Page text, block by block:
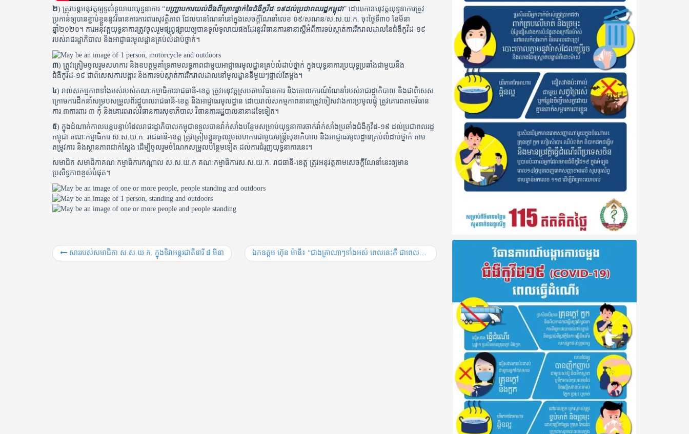
២) ត្រូវបន្តអនុវត្តឲ្យទូលំទូលាយយុទ្ធនាការ “បញ្រ្ជាបការយល់ដឹងពីគ្រោះថ្នាក់នៃជំងឺកូវីដ​-១៩ដល់ប្រជាពលរដ្ឋកម្ពុជា” ដោយការអនុវត្តយុទ្ធនាការត្រូវ
ប្រកាន់ឲ្យបានខ្ជាប់ខ្ជួននូវវិធានការការពារសុវត្ថិភាព ដែលបានណែនាំនៅក្នុងសេចក្ដីណែនាំលេខ ០៩/សណន/ស.ស.យ.ក. ចុះថ្ងៃទី៣០ ខែមីនា
ឆ្នាំ២០២០។ ការអនុវត្តយុទ្ធនាការត្រូវចូលរួមផ្សព្វផ្សាយឲ្យបានទូលំទូលាយផងដែរនូវវិធានការនានាស្ដីអំពីការទប់ស្កាត់ការរីករាលដាលនៃជំងឺកូវីដ-១៩
របស់រាជរដ្ឋាភិបាល និងអាជ្ញាធរមូលដ្ឋានគ្រប់លំដាប់ថ្នាក់​។
៣) ត្រូវត្រៀមចូលរួមសហការ និងឧបត្ថម្ភគាំទ្រតាមលទ្ធភាពជាមួយអាជ្ញាធរមូលដ្ឋានគ្រប់លំដាប់ថ្នាក់ ក្នុងយុទ្ធនាការ​ប្រយុទ្ធប្រឆាំងជាមួយនឹង
ជំងឺកូវីដ-១៩ ជាពិសេសការបង្ការ ​និងការទប់ស្កាត់ការរីករាលដាលនៅមូលដ្ឋាននីមួយៗផ្ទាល់តែម្តង។
៤) រាល់សកម្មភាពទាំងអស់របស់គណៈកម្មាធិការរាជធានី-ខេត្ត ត្រូវអនុវត្តស្របតាមវិធានការ និងគោលការណ៍ណែនាំរបស់រាជរដ្ឋាភិបាល និងជាពិសេស
ក្រោមការដឹកនាំសម្របសម្រួលពីរដ្ឋបាលរាជធានី-ខេត្ត និងអាជ្ញាធរមូលដ្ឋាន ដោយរាល់សកម្មភាពនានាត្រូវចៀសវាងការ​ប្រមូលផ្តុំ ត្រូវគោរពតាមវិធាន
ការ ៣ការពារ ៣ កុំ និងគោរពរាល់វិធានការសុខាភិបាល វិធានការរដ្ឋបាលនានាដទៃទៀត។
៥) ក្នុងដំណាក់កាលបន្តបន្ទាប់ដែលរាជរដ្ឋាភិបាលកម្ពុជាទទួលបានវ៉ាក់សាំងបន្ថែមសម្រាប់យុទ្ធនាការចាក់វ៉ាក់សាំងប្រឆាំងជំងឺកូវីដ-១៩ ដល់ប្រជាពលរដ្ឋ
កម្ពុជា គណៈកម្មាធិការ ស.ស.យ.ក. រាជធានី-ខេត្ត ត្រូវត្រៀមខ្លួនចូលរួមសហការជាមួយមន្ត្រីសុខាភិបាល និងអាជ្ញាធរមូលដ្ឋានគ្រប់លំដាប់ថ្នាក់ តាម
តម្រូវការ និងស្ថានភាពជាក់ស្តែង ដើម្បីចូលរួមចំណែកសម្រួលបន្ថែមទៀត ដល់ការជំរុញយុទ្ធនាការនេះ។
សមាជិក សមាជិកាគណៈកម្មាធិការកណ្តាល ស.ស.យ.ក គណៈកម្មាធិការស.ស.យ.ក. រាជធានី-ខេត្ត ត្រូវអនុវត្តតាមសេចក្ដីណែនាំនេះឲ្យមាន
ប្រសិទ្ធភាពខ្ពស់បំផុត។
សាររបស់សមាជិកា ស.ស.យ.ក.​ ក្នុងទិវាអន្តរជាតិនារី ៨ មីនា